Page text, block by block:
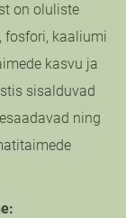
on oluliste
fosfori, kaaliumi
kasvu ja
sisalduvad
ning